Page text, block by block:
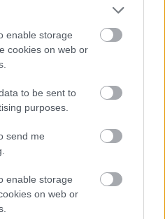
enable storage
cookies on web or
to be sent to
purposes.
send me
enable storage
on web or
is hatalmas élmény.
történnek ilyenkor még
túlozva – egész
nem volt, mint, hogy
slow-vezetésen
festményt, mint amikor
tárlatvezetésre,
éveken keresztül
közben igyekszik átadni a
érdemes kapcsolódni
tanulni róluk vagy